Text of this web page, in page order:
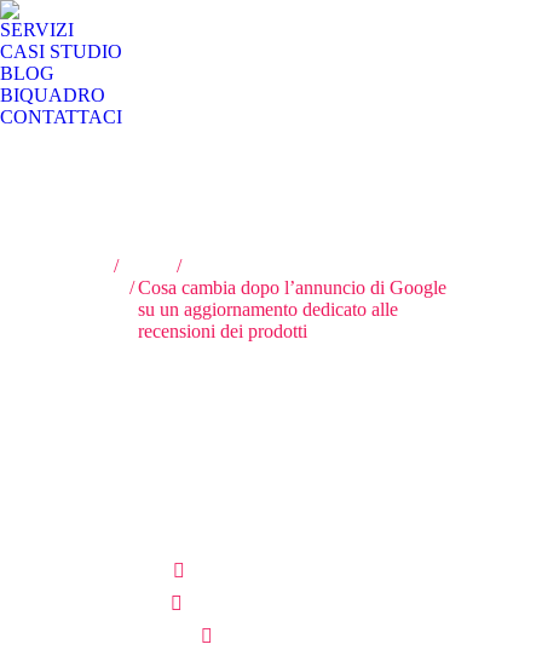
SERVIZI
CASI STUDIO
BLOG
BIQUADRO
CONTATTACI
Tu sei qui:
Home
Cosa cambia dopo l’annuncio di Google
su un aggiornamento dedicato alle
recensioni dei prodotti